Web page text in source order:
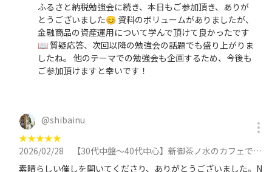
ふるさと納税勉強会に続き、本日もご参加頂き、ありが
とうございました😊 資料のボリュームがありましたが、
金融商品の資産運用について学んで頂けて良かったです
📖 質疑応答、次回以降の勉強会の話題でも盛り上がりま
したね。 他のテーマでの勉強会も企画するため、今後も
ご参加頂けますと幸いです！
@shibainu
★★★★★
2026/02/28
【30代中盤〜40代中心】新御茶ノ水のカフェで資産運用勉強会 ★税金・社会保険の基礎、NISA・確定拠出年金の概要に参加
素晴らしい催しを開いてくださり、ありがとうございました。N